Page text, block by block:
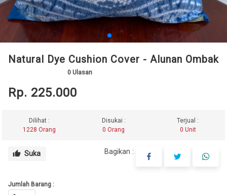
Natural Dye Cushion Cover - Alunan Ombak
0 Ulasan
Rp. 225.000
Dilihat :
1228 Orang
Disukai :
0 Orang
Terjual :
0 Unit
thumb_up Suka Bagikan :
Jumlah Barang :